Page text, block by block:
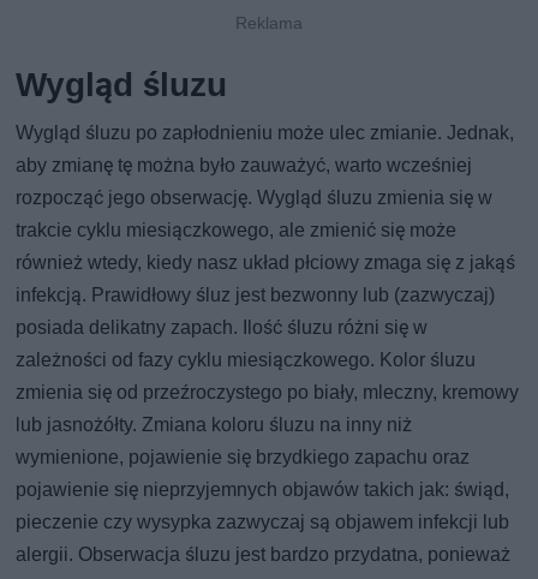
Wygląd śluzu
Wygląd śluzu po zapłodnieniu może ulec zmianie. Jednak,
aby zmianę tę można było zauważyć, warto wcześniej
rozpocząć jego obserwację. Wygląd śluzu zmienia się w
trakcie cyklu miesiączkowego, ale zmienić się może
również wtedy, kiedy nasz układ płciowy zmaga się z jakąś
infekcją. Prawidłowy śluz jest bezwonny lub (zazwyczaj)
posiada delikatny zapach. Ilość śluzu różni się w
zależności od fazy cyklu miesiączkowego. Kolor śluzu
zmienia się od przeźroczystego po biały, mleczny, kremowy
lub jasnożółty. Zmiana koloru śluzu na inny niż
wymienione, pojawienie się brzydkiego zapachu oraz
pojawienie się nieprzyjemnych objawów takich jak: świąd,
pieczenie czy wysypka zazwyczaj są objawem infekcji lub
alergii. Obserwacja śluzu jest bardzo przydatna, ponieważ